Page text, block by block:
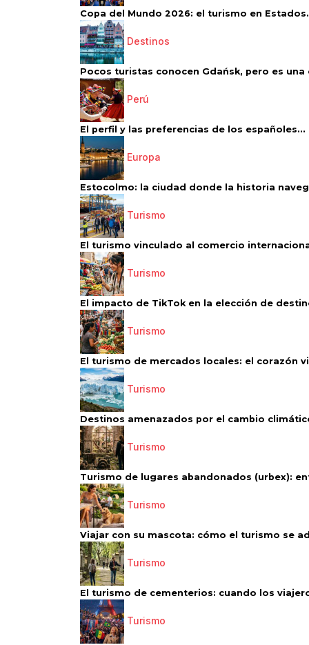
Copa del Mundo 2026: el turismo en
Destinos
Pocos turistas conocen Gdańsk, pero es una
Perú
El perfil y las preferencias de los españoles...
Europa
Estocolmo: la ciudad donde la historia
Turismo
El turismo vinculado al comercio
Turismo
El impacto de TikTok en la elección de
Turismo
El turismo de mercados locales: el corazón
Turismo
Destinos amenazados por el cambio
Turismo
Turismo de lugares abandonados (urbex):
Turismo
Viajar con su mascota: cómo el turismo se
Turismo
El turismo de cementerios: cuando los
Turismo